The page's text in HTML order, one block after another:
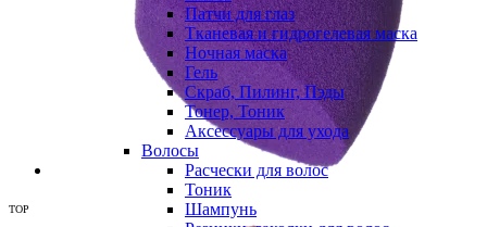
Патчи для глаз
Тканевая и гидрогелевая маска
Ночная маска
Гель
Скраб, Пилинг, Пэды
Тонер, Тоник
Аксессуары для ухода
Волосы
Расчески для волос
Тоник
Шампунь
TOP